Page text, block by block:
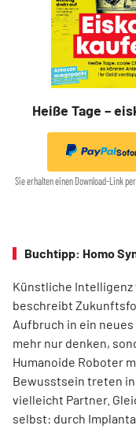
Heiße Tage –
Sie erhalten einen Download-Link
Buchtipp: Homo
Künstliche Intelligenz
beschreibt
Aufbruch in ein
mehr nur denken,
Humanoide Roboter
Bewusstsein treten in
vielleicht Partner.
selbst: durch